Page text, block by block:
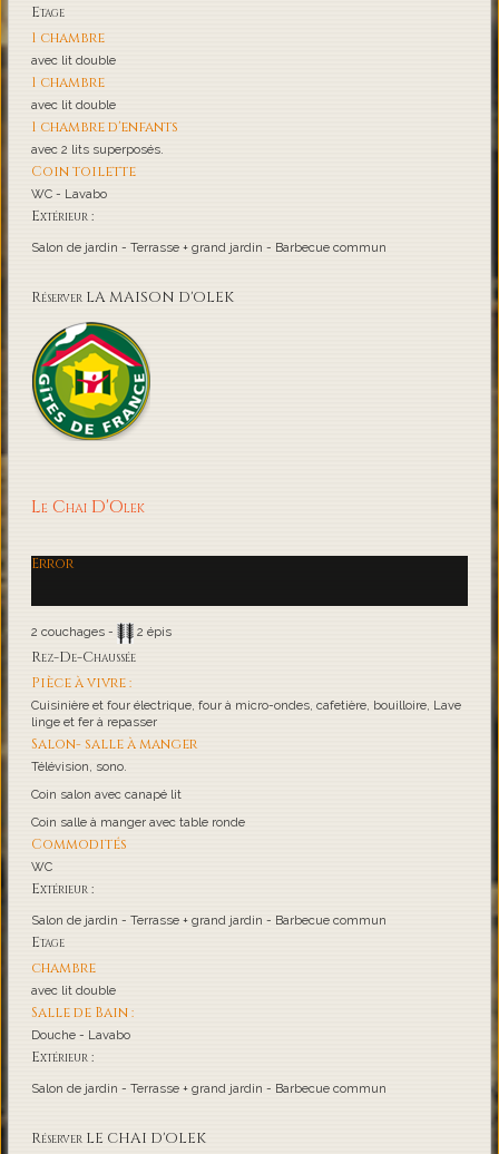
Etage
1 chambre
avec lit double
1 chambre
avec lit double
1 chambre d'enfants
avec 2 lits superposés.
Coin toilette
WC - Lavabo
Extérieur :
Salon de jardin - Terrasse + grand jardin - Barbecue commun
Réserver LA MAISON D'OLEK
Le Chai D'Olek
Error
2 couchages - 2 épis
Rez-De-Chaussée
Pièce à vivre :
Cuisinière et four électrique, four à micro-ondes, cafetière, bouilloire, Lave
linge et fer à repasser
Salon- salle à manger
Télévision, sono.
Coin salon avec canapé lit
Coin salle à manger avec table ronde
Commodités
WC
Extérieur :
Salon de jardin - Terrasse + grand jardin - Barbecue commun
Etage
chambre
avec lit double
Salle de Bain :
Douche - Lavabo
Extérieur :
Salon de jardin - Terrasse + grand jardin - Barbecue commun
Réserver LE CHAI D'OLEK